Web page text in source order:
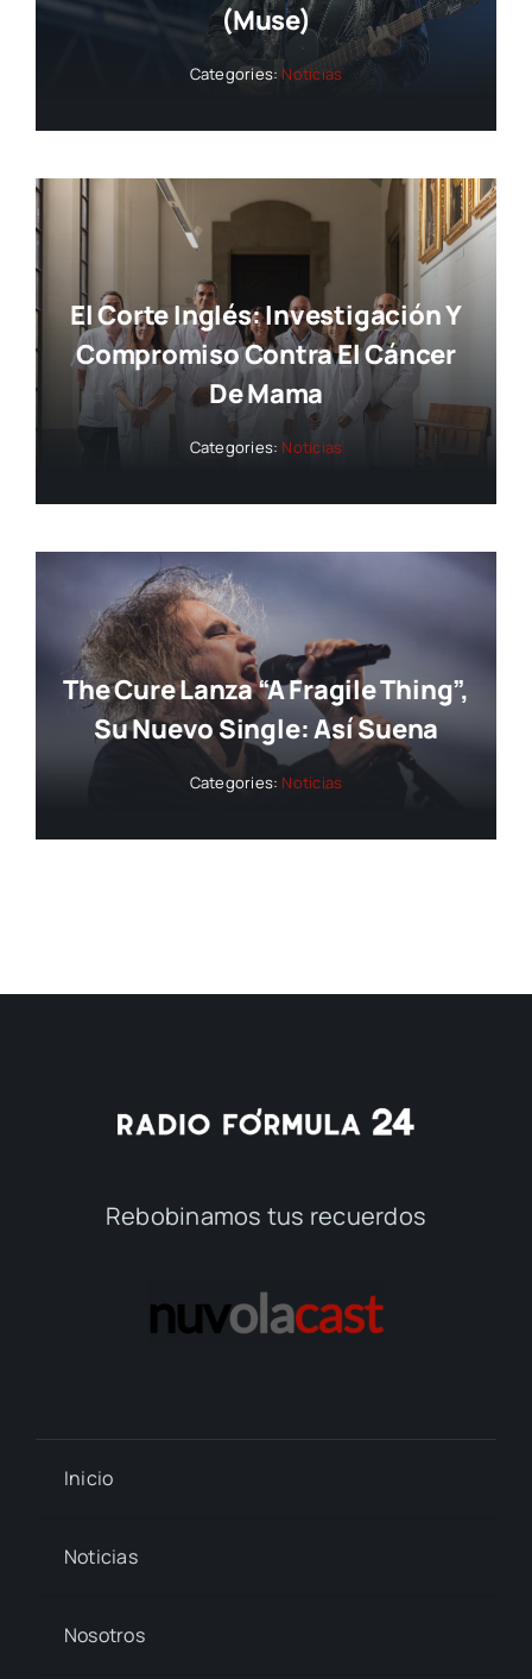
(Muse)
Categories: Noticias
El Corte Inglés: Investigación Y
Compromiso Contra El Cáncer
De Mama
Categories: Noticias
The Cure Lanza “A Fragile Thing”,
Su Nuevo Single: Así Suena
Categories: Noticias
Rebobinamos tus recuerdos
Inicio
Noticias
Nosotros